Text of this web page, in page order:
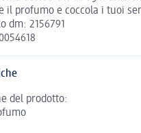
il profumo e coccola i tuoi
dm: 2156791
del prodotto: